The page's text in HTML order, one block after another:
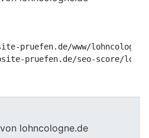
pruefen.de/www/
pruefen.de/seo-score/